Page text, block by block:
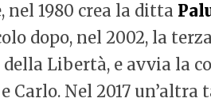
nel 1980 crea la ditta
dopo, nel 2002, la
Libertà, e avvia la
Carlo. Nel 2017